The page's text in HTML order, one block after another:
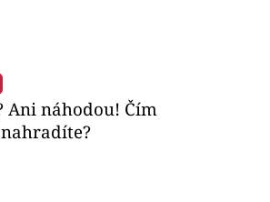
Ani náhodou! Čím